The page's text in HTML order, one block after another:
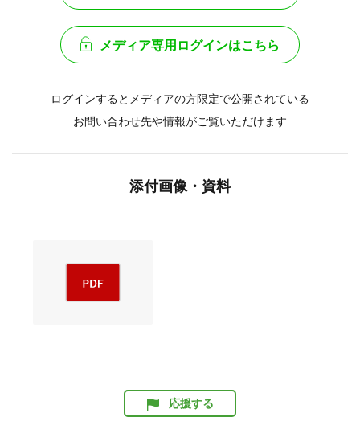
メディア専用ログインはこちら
ログインするとメディアの方限定で公開されている
お問い合わせ先や情報がご覧いただけます
添付画像・資料
応援する